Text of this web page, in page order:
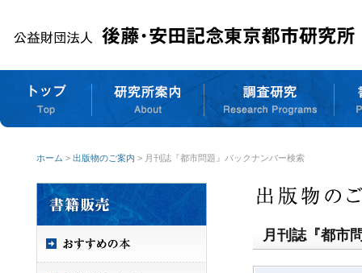
ホーム > 出版物のご案内 > 月刊誌『都市問題』バックナンバー検索
月刊誌『都市